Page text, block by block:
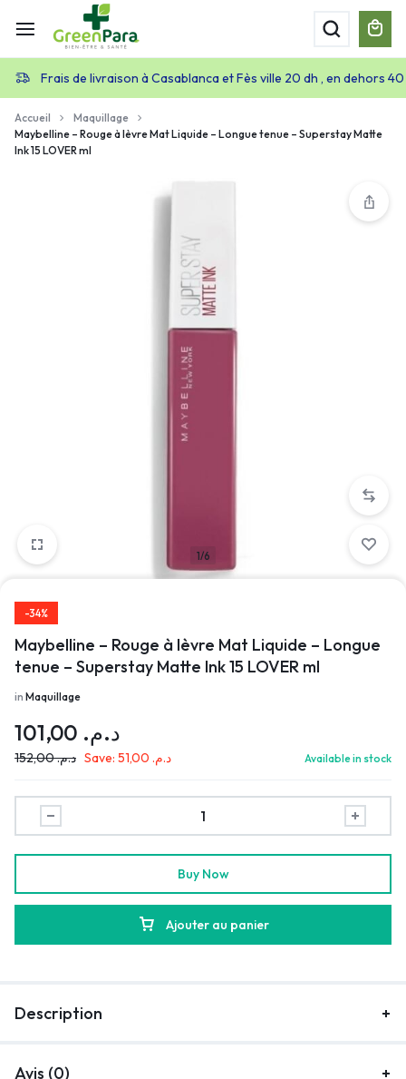
Frais de livraison à Casablanca et Fès ville 20 dh , en dehors
Accueil
Maquillage
Maybelline – Rouge à lèvre Mat Liquide – Longue tenue – Superstay Matte
Ink 15 LOVER ml
1/6
-34%
Maybelline – Rouge à lèvre Mat Liquide – Longue
tenue – Superstay Matte Ink 15 LOVER ml
in Maquillage
د.م.
د.م.152,00 Save: د.م. Available in stock
Ajouter au panier
Buy Now
Description
Avis (0)